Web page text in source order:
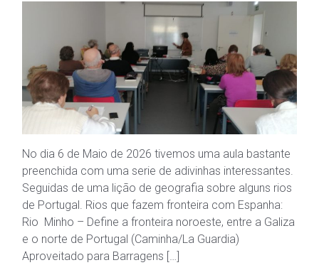
No dia 6 de Maio de 2026 tivemos uma aula bastante
preenchida com uma serie de adivinhas interessantes.
Seguidas de uma lição de geografia sobre alguns rios
de Portugal. Rios que fazem fronteira com Espanha:
Rio Minho – Define a fronteira noroeste, entre a Galiza
e o norte de Portugal (Caminha/La Guardia)
Aproveitado para Barragens […]